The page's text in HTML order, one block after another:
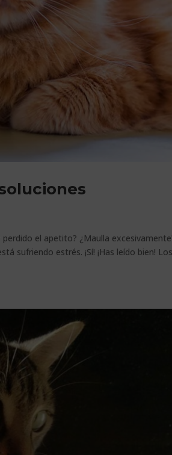
el apetito? ¿Maulla
sufriendo estrés. ¡Sí! ¡Has leído bien! Los